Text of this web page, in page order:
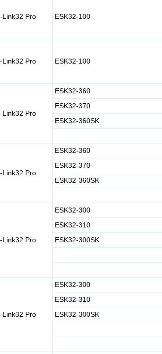
Link32 Pro ESK32-100
Link32 Pro ESK32-100
Link32 Pro
ESK32-360
ESK32-370
ESK32-360SK
Link32 Pro
ESK32-360
ESK32-370
ESK32-360SK
Link32 Pro
ESK32-300
ESK32-310
ESK32-300SK
Link32 Pro
ESK32-300
ESK32-310
ESK32-300SK